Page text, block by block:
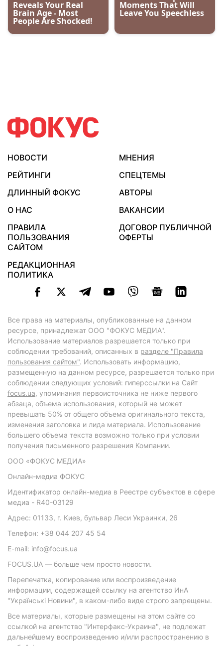
НОВОСТИ
МНЕНИЯ
РЕЙТИНГИ
СПЕЦТЕМЫ
ДЛИННЫЙ ФОКУС
АВТОРЫ
О НАС
ВАКАНСИИ
ПРАВИЛА
ПОЛЬЗОВАНИЯ
САЙТОМ
ДОГОВОР ПУБЛИЧНОЙ
ОФЕРТЫ
РЕДАКЦИОННАЯ
ПОЛИТИКА
Все права на материалы, опубликованные на данном
ресурсе, принадлежат ООО "ФОКУС МЕДИА".
Использование материалов разрешается только при
соблюдении требований, описанных в разделе "Правила
пользования сайтом". Использовать информацию,
размещенную на данном ресурсе, разрешается только при
соблюдении следующих условий: гиперссылки на Сайт
focus.ua, упоминания первоисточника не ниже первого
абзаца, объема использования, который не может
превышать 50% от общего объема оригинального текста,
изменения заголовка и лида материала. Использование
большего объема текста возможно только при условии
получения письменного разрешения Компании.
ООО «ФОКУС МЕДИА»
Онлайн-медиа ФОКУС
Идентификатор онлайн-медиа в Реестре субъектов в сфере
медиа - R40-03129
Адрес: 01133, г. Киев, бульвар Леси Украинки, 26
Телефон: +38 044 207 45 54
E-mail: info@focus.ua
FOCUS.UA — больше чем просто новости.
Перепечатка, копирование или воспроизведение
информации, содержащей ссылку на агентство ИнА
"Українські Новини", в каком-либо виде строго запрещены.
Все материалы, которые размещены на этом сайте со
ссылкой на агентство "Интерфакс-Украина", не подлежат
дальнейшему воспроизведению и/или распространению в